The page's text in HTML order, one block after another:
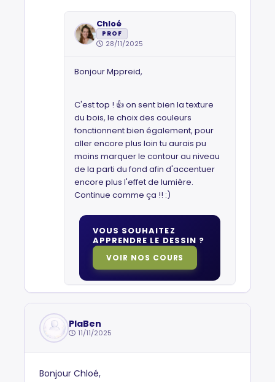
Chloé
PROF
28/11/2025
Bonjour Mppreid,
C'est top ! 👍 on sent bien la texture
du bois, le choix des couleurs
fonctionnent bien également, pour
aller encore plus loin tu aurais pu
moins marquer le contour au niveau
de la parti du fond afin d'accentuer
encore plus l'effet de lumière.
Continue comme ça !! :)
VOUS SOUHAITEZ
APPRENDRE LE DESSIN ?
VOIR NOS COURS
PlaBen
11/11/2025
Bonjour Chloé,